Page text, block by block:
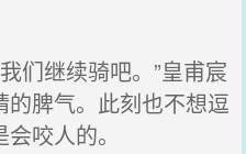
们继续骑吧。”皇甫宸
脾气。此刻也不想逗
咬人的。